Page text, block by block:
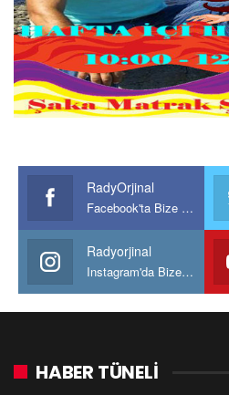
RadyOrjinal
Facebook'ta Bize Katılın
Radyorjinal
Instagram'da Bize katılın
HABER TÜNELİ